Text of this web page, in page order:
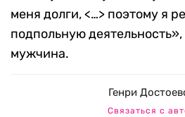
меня долги, <…> поэтому я
подпольную
мужчина.
Генри
Связаться с